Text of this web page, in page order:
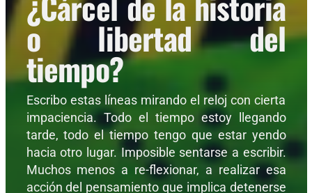
o libertad del
tiempo?
Escribo estas líneas mirando el reloj con cierta
impaciencia. Todo el tiempo estoy llegando
tarde, todo el tiempo tengo que estar yendo
hacia otro lugar. Imposible sentarse a escribir.
Muchos menos a re-flexionar, a realizar esa
acción del pensamiento que implica detenerse